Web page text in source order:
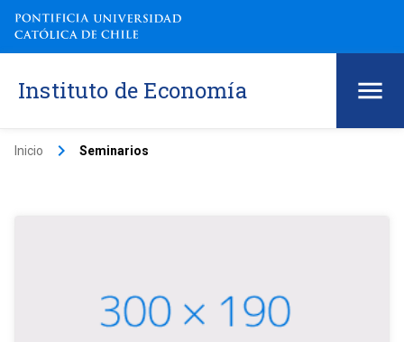
Instituto de Economía
Inicio keyboard_arrow_right Seminarios